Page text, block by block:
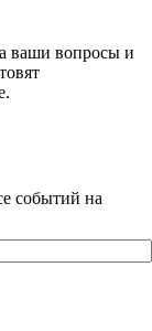
ваши вопросы и
событий на